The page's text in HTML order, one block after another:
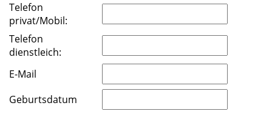
Telefon
privat/Mobil:
Telefon
dienstleich:
E-Mail
Geburtsdatum